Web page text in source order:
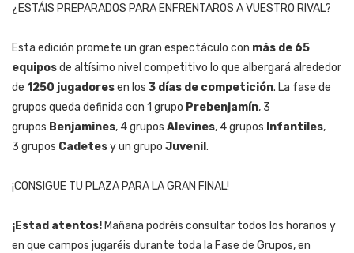
¿ESTÁIS PREPARADOS PARA ENFRENTAROS A VUESTRO RIVAL?
Esta edición promete un gran espectáculo con más de 65
equiposde altísimo nivel competitivo lo que albergará alrededor
de 1250 jugadoresen los 3 días de competición. La fase de
grupos queda definida con 1 grupo Prebenjamín, 3
grupos Benjamines, 4grupos Alevines, 4grupos Infantiles,
3 grupos Cadetesy un grupo Juvenil .
¡CONSIGUE TU PLAZA PARA LA GRAN FINAL!
¡Estad atentos! Mañana podréis consultar todos los horarios y
en que campos jugaréis durante toda la Fase de Grupos, en